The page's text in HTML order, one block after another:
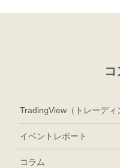
TradingView（トレーディ
イベントレポート
コラム